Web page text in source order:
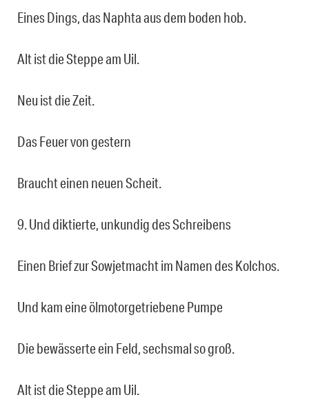
Eines Dings, das Naphta aus dem boden hob.
Alt ist die Steppe am Uil.
Neu ist die Zeit.
Das Feuer von gestern
Braucht einen neuen Scheit.
9. Und diktierte, unkundig des Schreibens
Einen Brief zur Sowjetmacht im Namen des Kolchos.
Und kam eine ölmotorgetriebene Pumpe
Die bewässerte ein Feld, sechsmal so groß.
Alt ist die Steppe am Uil.